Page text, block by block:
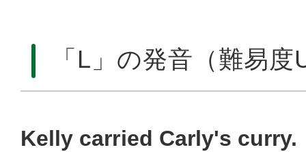
「L」の発音（難易度
Kelly carried Carly's curry.